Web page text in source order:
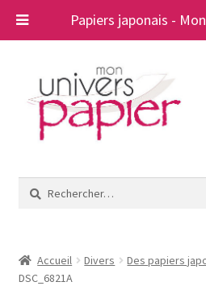
Papiers japonais -
navigation
contenu
A propos
Rechercher :
Accueil Divers
Des papiers
DSC_6821A